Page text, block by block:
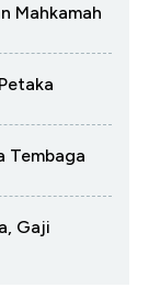
Mahkamah
Tembaga
Gaji